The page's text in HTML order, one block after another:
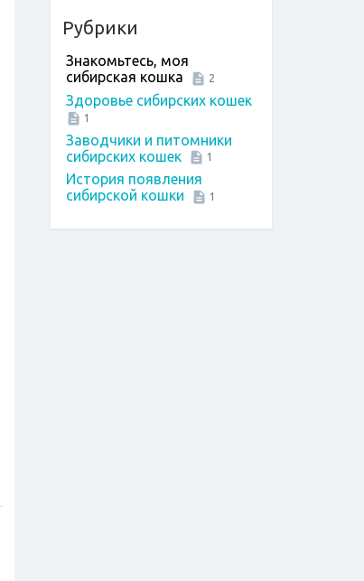
Рубрики
Знакомьтесь, моя
сибирская кошка
2
Здоровье сибирских кошек
1
Заводчики и питомники
сибирских кошек
1
История появления
сибирской кошки
1